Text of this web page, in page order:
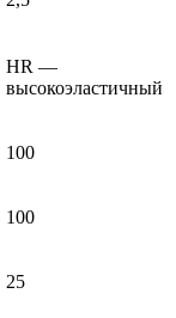
HR —
высокоэластичный
100
100
25